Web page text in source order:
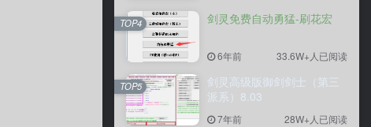
剑灵免费自动勇猛-刷花宏
6年前 33.6W+人已阅读
TOP4
剑灵高级版御剑剑士（第三
派系）8.03
7年前 28W+人已阅读
TOP5